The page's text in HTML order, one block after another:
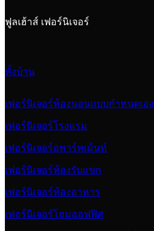
ฟูลเฮ้าส์ เฟอร์นิเจอร์
ทั้งบ้าน
เฟอร์นิเจอร์ห้องนอนแบบกำหนดเอง
เฟอร์นิเจอร์โรงแรม
เฟอร์นิเจอร์อพาร์ทเม้นท์
เฟอร์นิเจอร์ห้องรับแขก
เฟอร์นิเจอร์ห้องอาหาร
เฟอร์นิเจอร์โฮมออฟฟิศ